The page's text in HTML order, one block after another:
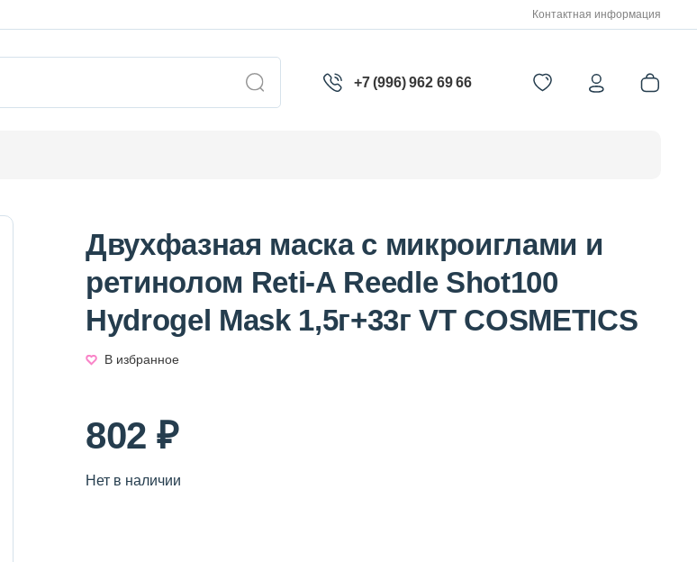
Контактная информация
+7 (996) 962 69 66
Двухфазная маска с микроиглами и
ретинолом Reti-A Reedle Shot100
Hydrogel Mask 1,5г+33г VT COSMETICS
В избранное
802 ₽
Нет в наличии